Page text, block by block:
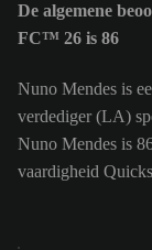
De algemene
FC™ 26 is 86
Nuno Mendes is
verdediger (LA)
Nuno Mendes is
vaardigheid